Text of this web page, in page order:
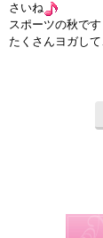
さいね
スポーツの秋です
たくさんヨガし